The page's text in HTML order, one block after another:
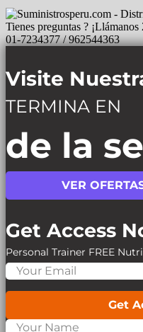
Tienes preguntas ?
01-7234377 / 962544363
Visite
TERMINA EN
de la
VER
Get Access
Personal Trainer FREE
Get